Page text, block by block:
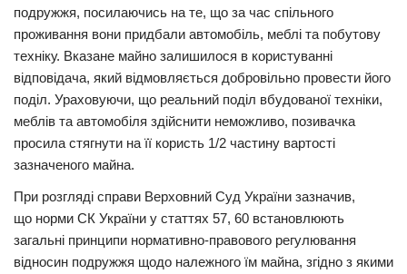
Події
Кримінал
Трагедії
Суспільство
Шоу-біз
#Війна
подружжя, посилаючись на те, що за час спільного
проживання вони придбали автомобіль, меблі та побутову
техніку. Вказане майно залишилося в користуванні
відповідача, який відмовляється добровільно провести його
поділ. Ураховуючи, що реальний поділ вбудованої техніки,
меблів та автомобіля здійснити неможливо, позивачка
просила стягнути на її користь 1/2 частину вартості
зазначеного майна.
При розгляді справи Верховний Суд України зазначив,
що норми СК України у статтях 57, 60 встановлюють
загальні принципи нормативно-правового регулювання
відносин подружжя щодо належного їм майна, згідно з якими